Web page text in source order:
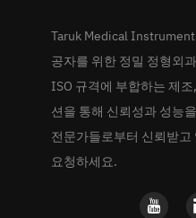
Taruk Medical
공자를 위한 정밀 정형외
ISO 규격에 부합하는 제
션을 통해 신뢰성과 성능
전문가들로부터 신뢰받
요청하세요.